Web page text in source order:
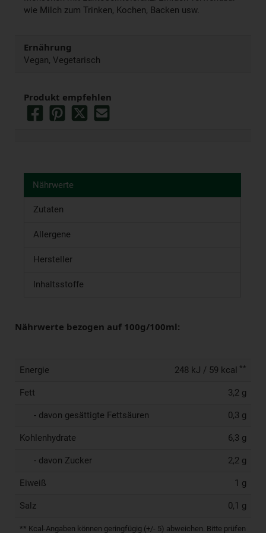
wie Milch zum Trinken, Kochen, Backen usw.
Ernährung
Vegan, Vegetarisch
Produkt empfehlen
Nährwerte
Zutaten
Allergene
Hersteller
Inhaltsstoffe
Nährwerte bezogen auf 100g/100ml:
Energie 248 kJ / 59 kcal **
Fett 3,2 g
- davon gesättigte Fettsäuren 0,3 g
Kohlenhydrate 6,3 g
- davon Zucker 2,2 g
Eiweiß 1 g
Salz 0,1 g
** Kcal-Angaben können geringfügig (+/- 5) abweichen. Bitte prüfen